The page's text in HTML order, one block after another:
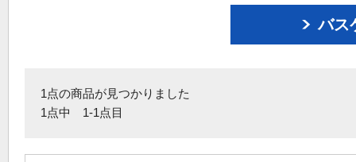
バス
1点の商品が見つかりました
1点中 1-1点目